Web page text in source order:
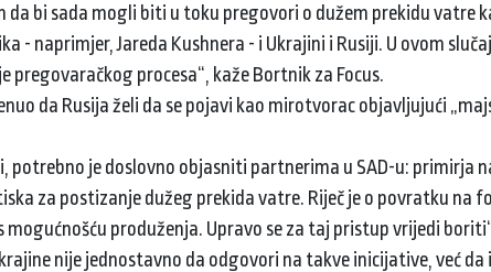
da bi sada mogli biti u toku pregovori o dužem prekidu vatre
- naprimjer, Jareda Kushnera - i Ukrajini i Rusiji. U ovom
procesa“, kaže Bortnik za Focus.
da Rusija želi da se pojavi kao mirotvorac objavljujući
potrebno je doslovno objasniti partnerima u SAD-u: primirja
za postizanje dužeg prekida vatre. Riječ je o povratku na
produženja. Upravo se za taj pristup vrijedi
nije jednostavno da odgovori na takve inicijative, već